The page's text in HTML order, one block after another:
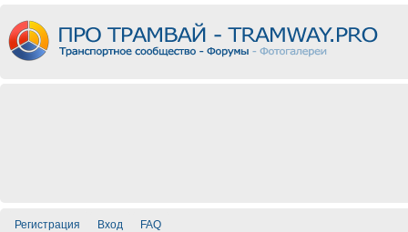
Регистрация Вход FAQ